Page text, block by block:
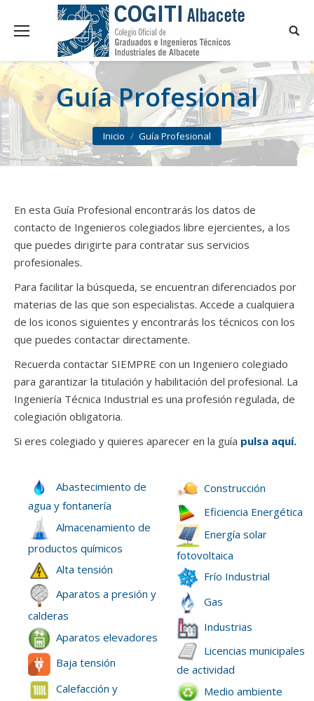
Guía Profesional
You are here:
Inicio Guía Profesional
En esta Guía Profesional encontrarás los datos de
contacto de Ingenieros colegiados libre ejercientes, a los
que puedes dirigirte para contratar sus servicios
profesionales.
Para facilitar la búsqueda, se encuentran diferenciados por
materias de las que son especialistas. Accede a cualquiera
de los iconos siguientes y encontrarás los técnicos con los
que puedes contactar directamente.
Recuerda contactar SIEMPRE con un Ingeniero colegiado
para garantizar la titulación y habilitación del profesional. La
Ingeniería Técnica Industrial es una profesión regulada, de
colegiación obligatoria.
Si eres colegiado y quieres aparecer en la guía pulsa aquí.
Abastecimiento de
agua y fontanería
Almacenamiento de
productos químicos
Alta tensión
Aparatos a presión y
calderas
Aparatos elevadores
Baja tensión
Calefacción y
Construcción
Eficiencia Energética
Energía solar
fotovoltaica
Frío Industrial
Gas
Industrias
Licencias municipales
de actividad
Medio ambiente